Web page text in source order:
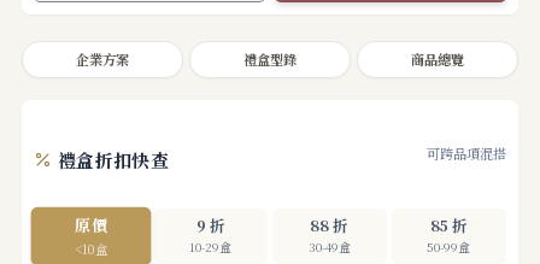
禮盒折扣快查 可跨品項混搭
原價
<10盒
9 折
10-29盒
88 折
30-49盒
85 折
50-99盒
企業方案 禮盒型錄 商品總覽